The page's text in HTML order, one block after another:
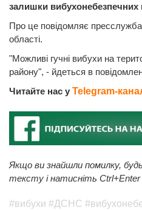
залишки вибухонебезпечних
Про це повідомляє
області.
"Можливі гучні вибухи на
району", - йдеться в
Читайте нас у Telegram-
Якщо ви знайшли помилку,
тексту і натисніть Ctrl+Enter
#вибухи #ДСНС